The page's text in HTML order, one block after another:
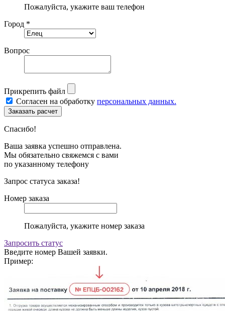
Пожалуйста, укажите ваш телефон
Город *
Вопрос
Прикрепить файл
Согласен на обработку персональных данных.
Спасибо!
Ваша заявка успешно отправлена.
Мы обязательно свяжемся с вами
по указанному телефону
Запрос статуса заказа!
Номер заказа
Пожалуйста, укажите номер заказа
Запросить статус
Введите номер Вашей заявки.
Пример: